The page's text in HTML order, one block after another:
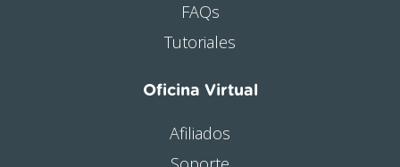
FAQs
Tutoriales
Oficina Virtual
Afiliados